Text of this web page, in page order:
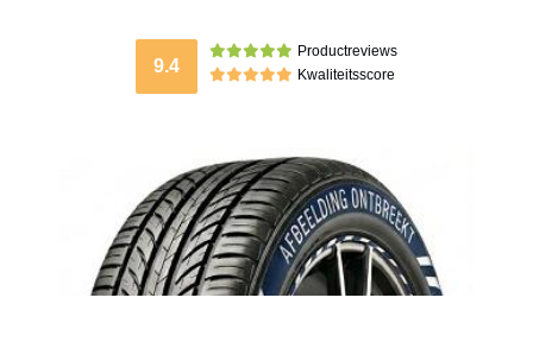
9.4
Productreviews
Kwaliteitsscore